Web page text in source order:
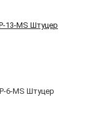
13-MS Штуцер